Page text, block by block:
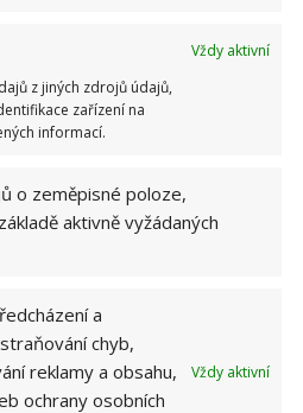
Vždy aktivní
z jiných zdrojů údajů,
zařízení na
informací.
o zeměpisné poloze,
aktivně vyžádaných
a
chyb,
reklamy a obsahu,
ochrany osobních
Vždy aktivní
Doll